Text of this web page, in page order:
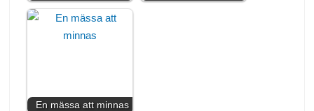
En mässa att minnas